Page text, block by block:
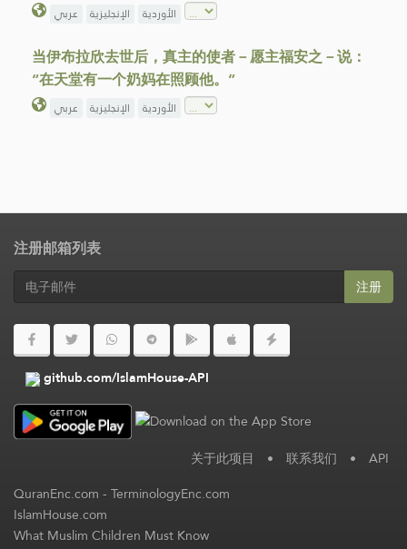
عربي الإنجليزية الأوردية
当伊布拉欣去世后，真主的使者－愿主福安之－说：
“在天堂有一个奶妈在照顾他。”
عربي الإنجليزية الأوردية
注册邮箱列表
注册
github.com/IslamHouse-API
关于此项目 • 联系我们 • API
QuranEnc.com-TerminologyEnc.com
IslamHouse.com
What Muslim Children Must Know